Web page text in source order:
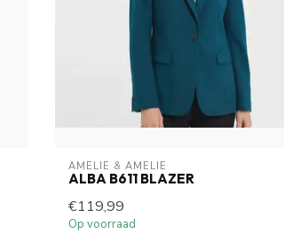
AMELIE & AMELIE
ALBA B611 BLAZER
€119,99
Op voorraad